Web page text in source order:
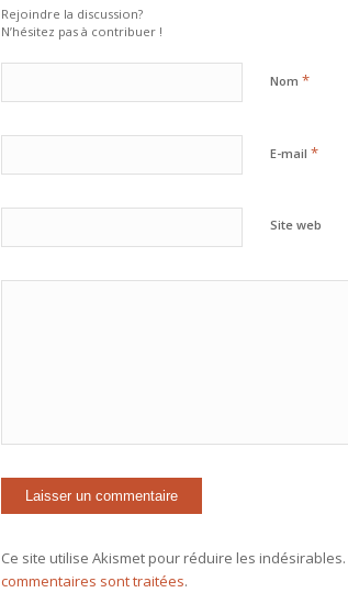
Rejoindre la discussion?
N’hésitez pas à contribuer !
Nom *
E-mail *
Site web
Ce site utilise Akismet pour réduire les indésirables.
commentaires sont traitées.